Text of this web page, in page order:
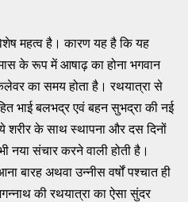
महत्व है। कारण यह है कि यह
के रूप में आषाढ़ का होना भगवान
का समय होता है। रथयात्रा से
भाई बलभद्र एवं बहन सुभद्रा की नई
शरीर के साथ स्थापना और दस दिनों
नया संचार करने वाली होती है।
बारह अथवा उन्नीस वर्षों पश्चात ही
की रथयात्रा का ऐसा सुंदर